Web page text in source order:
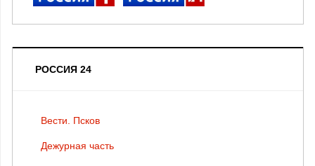
РОССИЯ 24
Вести. Псков
Дежурная часть